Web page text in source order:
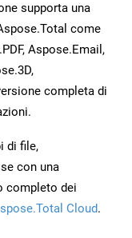
supporta una
come
Aspose.Email,
completa di
di file,
con una
completo dei
Cloud.